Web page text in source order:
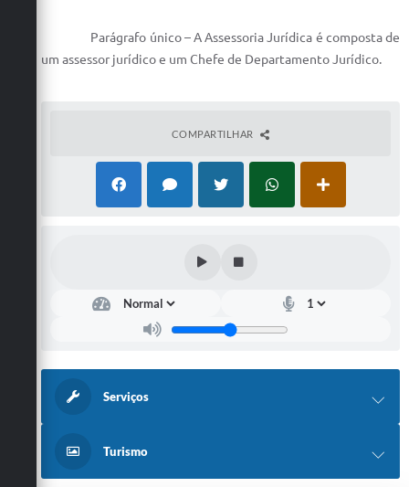
Parágrafo único – A Assessoria Jurídica é composta de
um assessor jurídico e um Chefe de Departamento Jurídico.
COMPARTILHAR
Serviços
Turismo